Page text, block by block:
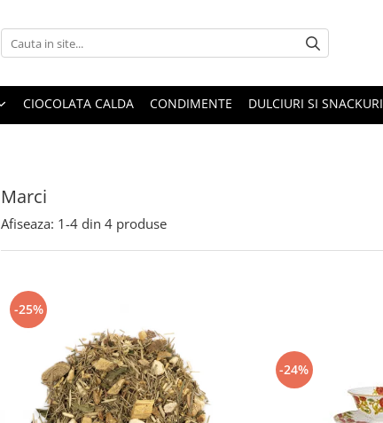
CIOCOLATA CALDA CONDIMENTE DULCIURI SI SNACKURI
Marci
Afiseaza: 1-4 din 4 produse
-25%
-24%